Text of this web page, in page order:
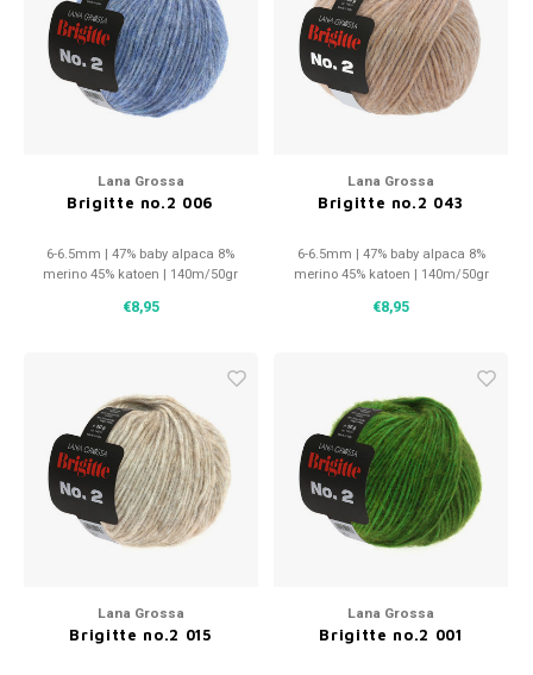
Lana Grossa
Brigitte no.2 006
6-6.5mm | 47% baby alpaca 8%
merino 45% katoen | 140m/50gr
€8,95
Lana Grossa
Brigitte no.2 043
6-6.5mm | 47% baby alpaca 8%
merino 45% katoen | 140m/50gr
€8,95
Lana Grossa
Brigitte no.2 015
Lana Grossa
Brigitte no.2 001